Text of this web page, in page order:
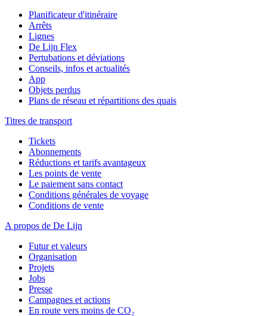
Planificateur d'itinéraire
Arrêts
Lignes
De Lijn Flex
Pertubations et déviations
Conseils, infos et actualités
App
Objets perdus
Plans de réseau et répartitions des quais
Titres de transport
Tickets
Abonnements
Réductions et tarifs avantageux
Les points de vente
Le paiement sans contact
Conditions générales de voyage
Conditions de vente
A propos de De Lijn
Futur et valeurs
Organisation
Projets
Jobs
Presse
Campagnes et actions
En route vers moins de CO₂